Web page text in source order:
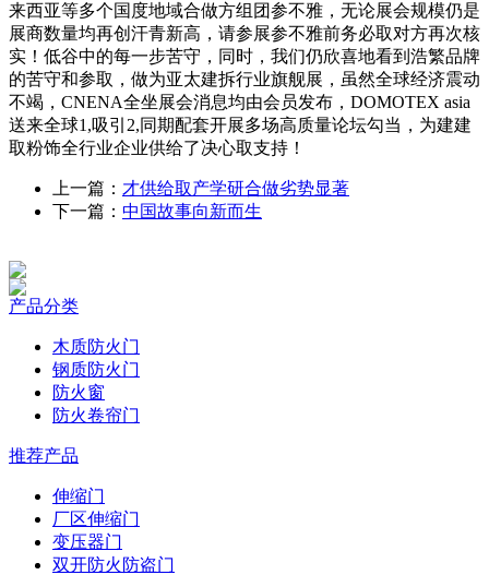
来西亚等多个国度地域合做方组团参不雅，无论展会规模仍是
展商数量均再创汗青新高，请参展参不雅前务必取对方再次核
实！低谷中的每一步苦守，同时，我们仍欣喜地看到浩繁品牌
的苦守和参取，做为亚太建拆行业旗舰展，虽然全球经济震动
不竭，CNENA全坐展会消息均由会员发布，DOMOTEX asia
送来全球1,吸引2,同期配套开展多场高质量论坛勾当，为建建
取粉饰全行业企业供给了决心取支持！
上一篇： 才供给取产学研合做劣势显著
下一篇： 中国故事向新而生
产品分类
木质防火门
钢质防火门
防火窗
防火卷帘门
推荐产品
伸缩门
厂区伸缩门
变压器门
双开防火防盗门